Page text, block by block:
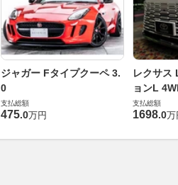
ジャガー Fタイプクーペ 3.
0
支払総額
475.0万円
レクサス
ョンL
支払総額
1698.0万